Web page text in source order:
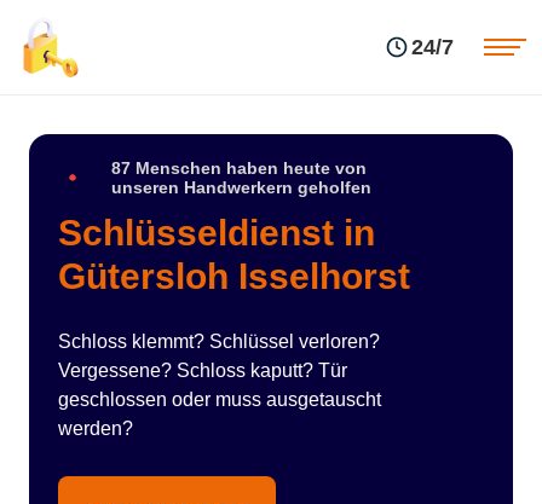
24/7
87 Menschen haben heute von
unseren Handwerkern geholfen
Schlüsseldienst in
Gütersloh Isselhorst
Schloss klemmt? Schlüssel verloren?
Vergessene? Schloss kaputt? Tür
geschlossen oder muss ausgetauscht
werden?